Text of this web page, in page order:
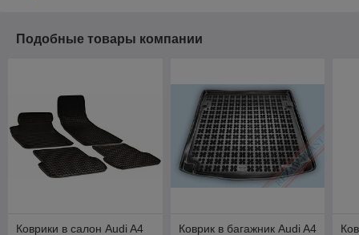
Подобные товары компании
Коврики в салон Audi A4
Коврик в багажник Audi A4